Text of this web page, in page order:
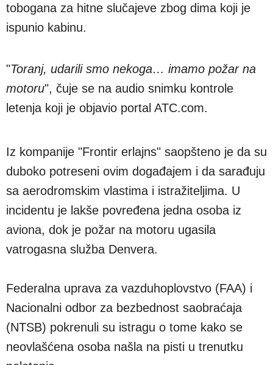
tobogana za hitne slučajeve zbog dima koji je
ispunio kabinu.
"Toranj, udarili smo nekoga… imamo požar na
motoru", čuje se na audio snimku kontrole
letenja koji je objavio portal ATC.com.
Iz kompanije "Frontir erlajns" saopšteno je da su
duboko potreseni ovim događajem i da sarađuju
sa aerodromskim vlastima i istražiteljima. U
incidentu je lakše povređena jedna osoba iz
aviona, dok je požar na motoru ugasila
vatrogasna služba Denvera.
Federalna uprava za vazduhoplovstvo (FAA) i
Nacionalni odbor za bezbednost saobraćaja
(NTSB) pokrenuli su istragu o tome kako se
neovlašćena osoba našla na pisti u trenutku